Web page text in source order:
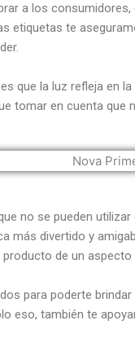
a los
etiquetas te
que la luz refleja en
tomar en cuenta
no se pueden
más divertido y
de un
para poderte
eso, también te